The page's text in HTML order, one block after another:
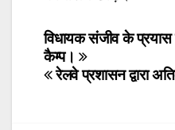
Post
navigation
विधायक संजीव के प्रयास
कैम्प।
रेलवे प्रशासन द्वारा